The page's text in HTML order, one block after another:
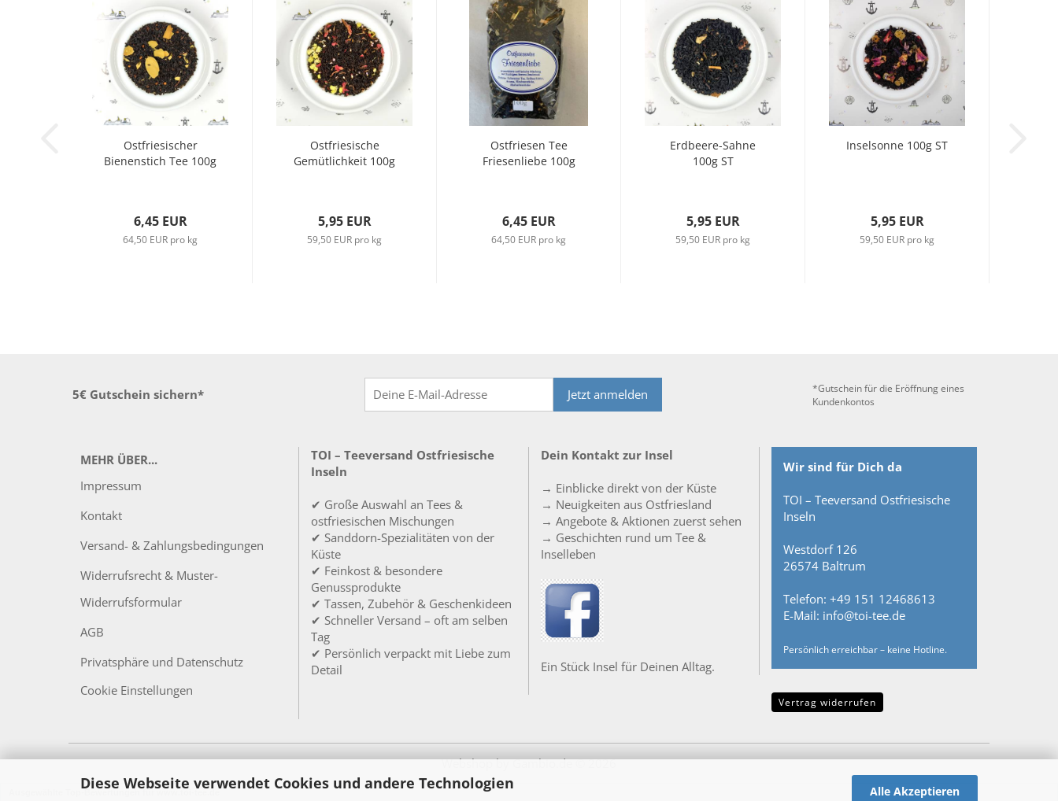
Diese Webseite verwendet Cookies und andere Technologien Alle Akzeptieren
Ostfriesischer
Bienenstich Tee 100g
6,45 EUR
64,50 EUR pro kg
Ostfriesische
Gemütlichkeit 100g
5,95 EUR
59,50 EUR pro kg
Ostfriesen Tee
Friesenliebe 100g
6,45 EUR
64,50 EUR pro kg
Erdbeere-Sahne
100g ST
5,95 EUR
59,50 EUR pro kg
Inselsonne 100g ST
5,95 EUR
59,50 EUR pro kg
5€ Gutschein sichern* Jetzt anmelden
*Gutschein für die Eröffnung eines
Kundenkontos
MEHR ÜBER...
Impressum
Kontakt
Versand- & Zahlungsbedingungen
Widerrufsrecht & Muster-
Widerrufsformular
AGB
Privatsphäre und Datenschutz
Cookie Einstellungen
TOI – Teeversand Ostfriesische
Inseln
✔ Große Auswahl an Tees &
ostfriesischen Mischungen
✔ Sanddorn-Spezialitäten von der
Küste
✔ Feinkost & besondere
Genussprodukte
✔ Tassen, Zubehör & Geschenkideen
✔ Schneller Versand – oft am selben
Tag
✔ Persönlich verpackt mit Liebe zum
Detail
Dein Kontakt zur Insel
→ Einblicke direkt von der Küste
→ Neuigkeiten aus Ostfriesland
→ Angebote & Aktionen zuerst sehen
→ Geschichten rund um Tee &
Inselleben
Ein Stück Insel für Deinen Alltag.
Wir sind für Dich da
TOI – Teeversand Ostfriesische
Inseln
Westdorf 126
26574 Baltrum
Telefon: +49 151 12468613
E-Mail: info@toi-tee.de
Persönlich erreichbar – keine Hotline.
Vertrag widerrufen
Webshopby Gambio.de © 2026